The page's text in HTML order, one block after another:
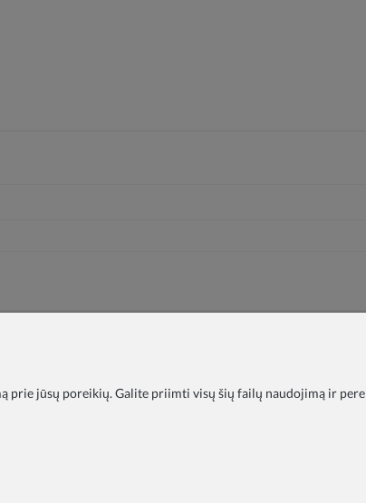
prie jūsų poreikių. Galite priimti visų šių failų naudojimą ir